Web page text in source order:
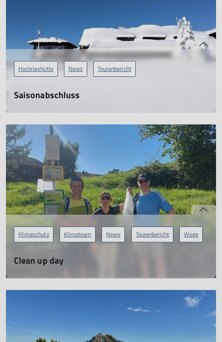
Hochrieshütte News Tourenbericht
Saisonabschluss
... perfekter Start in die Wintersaison
mehr erfahren
Klimaschutz Klimateam News Tourenbericht Wege
Clean up day
gemeinsam mit den Trashbusters